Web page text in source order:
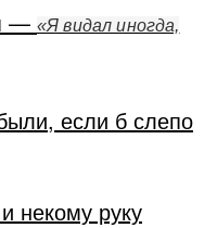
— «Я видал иногда,
если б слепо
некому руку